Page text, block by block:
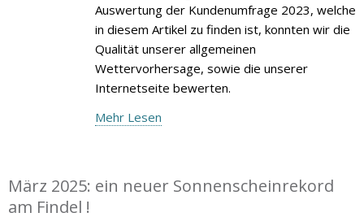
Auswertung der Kundenumfrage 2023, welche
in diesem Artikel zu finden ist, konnten wir die
Qualität unserer allgemeinen
Wettervorhersage, sowie die unserer
Internetseite bewerten.
Mehr Lesen
März 2025: ein neuer Sonnenscheinrekord
am Findel !